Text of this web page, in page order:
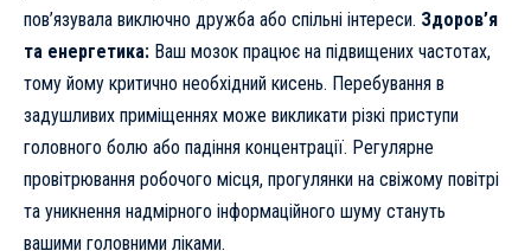
пов’язувала виключно дружба або спільні інтереси. Здоров’я
та енергетика: Ваш мозок працює на підвищених частотах,
тому йому критично необхідний кисень. Перебування в
задушливих приміщеннях може викликати різкі приступи
головного болю або падіння концентрації. Регулярне
провітрювання робочого місця, прогулянки на свіжому повітрі
та уникнення надмірного інформаційного шуму стануть
вашими головними ліками.